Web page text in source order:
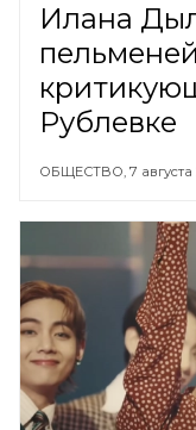
Илана
Рублевке
ОБЩЕСТВО, 7